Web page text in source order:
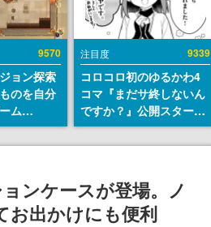
9570
ョン探索
のを自分
ム
』が
配布中！
ペーン
注目度 9339
コロコロ初のゆるかわ4
コマ『まだサ終しないん
ですか？』公開スター
ト。主人公は新入社員の
侘石ダイヤ、ゲーム会社
する社員たちを描く
ンケースが登場。ノ
お出かけにも便利